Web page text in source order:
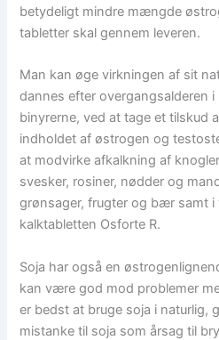
betydeligt mindre mængde
tabletter skal gennem leveren.
Man kan øge virkningen af sit
dannes efter overgangsalderen
binyrerne, ved at tage et tilskud
indholdet af østrogen og
at modvirke afkalkning af
svesker, rosiner, nødder og
grønsager, frugter og bær samt i
kalktabletten Osforte R.
Soja har også en
kan være god mod problemer
er bedst at bruge soja i
mistanke til soja som årsag til